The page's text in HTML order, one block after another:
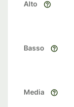
Alto
Basso
Media